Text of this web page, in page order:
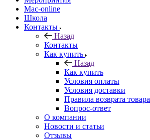
Mac-online
Школа
Контакты
Назад
Контакты
Как купить
Назад
Как купить
Условия оплаты
Условия доставки
Правила возврата товара
Вопрос-ответ
О компании
Новости и статьи
Отзывы